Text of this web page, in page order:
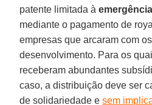
patente limitada à
mediante o pagamento de
empresas que arcaram com
desenvolvimento. Para os
receberam abundantes
caso, a distribuição deve ser
de solidariedade esem